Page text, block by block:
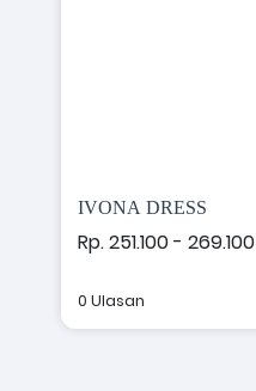
IVONA DRESS
Rp. 251.100 - 269.100
0 Ulasan